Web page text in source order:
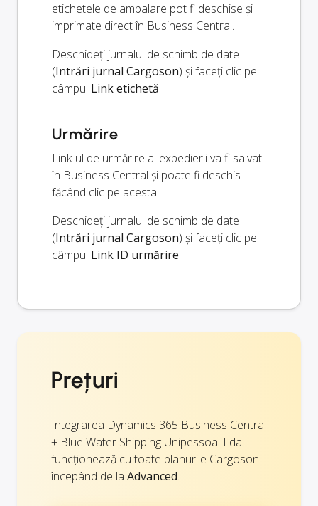
etichetele de ambalare pot fi deschise și
imprimate direct în Business Central.
Deschideți jurnalul de schimb de date
(Intrări jurnal Cargoson) și faceți clic pe
câmpul Link etichetă.
Urmărire
Link-ul de urmărire al expedierii va fi salvat
în Business Central și poate fi deschis
făcând clic pe acesta.
Deschideți jurnalul de schimb de date
(Intrări jurnal Cargoson) și faceți clic pe
câmpul Link ID urmărire.
Prețuri
Integrarea Dynamics 365 Business Central
+ Blue Water Shipping Unipessoal Lda
funcționează cu toate planurile Cargoson
începând de la Advanced.